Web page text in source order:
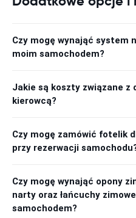
Czy mogę wynająć system
moim samochodem?
Jakie są koszty związane z
kierowcą?
Czy mogę zamówić fotelik
przy rezerwacji
Czy mogę wynająć opony
narty oraz łańcuchy
samochodem?